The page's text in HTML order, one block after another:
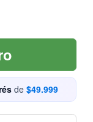
de $49.999